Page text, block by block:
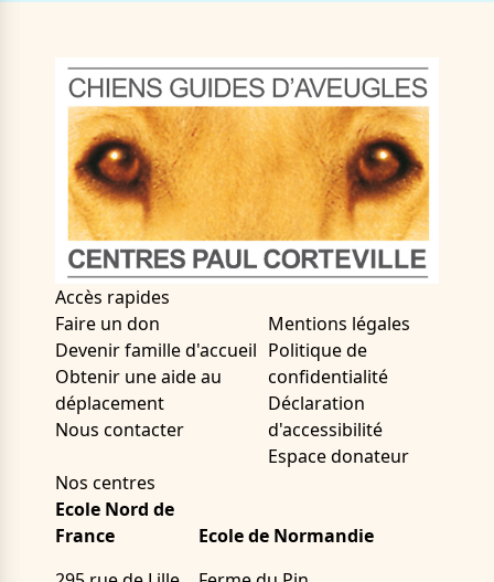
Accès rapides
Faire un don
Devenir famille d'accueil
Obtenir une aide au
déplacement
Nous contacter
Mentions légales
Politique de
confidentialité
Déclaration
d'accessibilité
Espace donateur
Nos centres
Ecole Nord de
France
Ecole de Normandie